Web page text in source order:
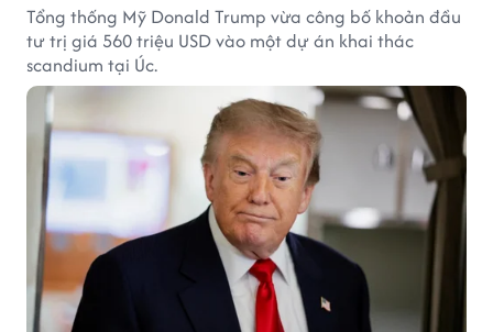
Tổng thống Mỹ Donald Trump vừa công bố khoản đầu
tư trị giá 560 triệu USD vào một dự án khai thác
scandium tại Úc.